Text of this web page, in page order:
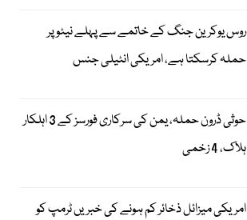
روس یوکرین جنگ کے خاتمے سے پہلے نیٹو پر
حملہ کرسکتا ہے، امریکی انٹیلی جنس
حوثی ڈرون حملہ، یمن کی سرکاری فورسز کے 3 اہلکار
ہلاک، 4 زخمی
امریکی میزائل ذخائر کم ہونے کی خبریں ٹرمپ کو